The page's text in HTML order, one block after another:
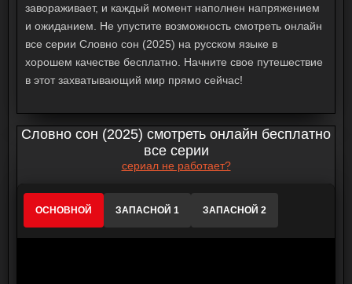
завораживает, и каждый момент наполнен напряжением
и ожиданием. Не упустите возможность смотреть онлайн
все серии Словно сон (2025) на русском языке в
хорошем качестве бесплатно. Начните свое путешествие
в этот захватывающий мир прямо сейчас!
Словно сон (2025) смотреть онлайн бесплатно
все серии
сериал не работает?
ОСНОВНОЙ ЗАПАСНОЙ 1 ЗАПАСНОЙ 2